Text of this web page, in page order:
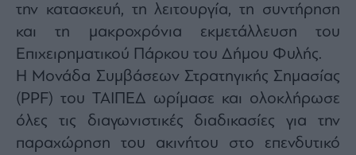
την κατασκευή, τη λειτουργία, τη συντήρηση
και τη μακροχρόνια εκμετάλλευση του
Επιχειρηματικού Πάρκου του Δήμου Φυλής.
Η Μονάδα Συμβάσεων Στρατηγικής Σημασίας
(PPF) του ΤΑΙΠΕΔ ωρίμασε και ολοκλήρωσε
όλες τις διαγωνιστικές διαδικασίες για την
παραχώρηση του ακινήτου στο επενδυτικό